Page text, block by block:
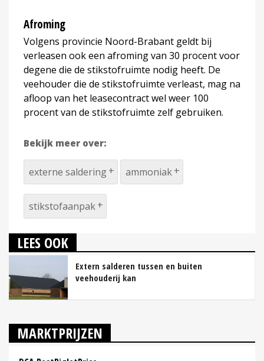
Afroming
Volgens provincie Noord-Brabant geldt bij
verleasen ook een afroming van 30 procent voor
degene die de stikstofruimte nodig heeft. De
veehouder die de stikstofruimte verleast, mag na
afloop van het leasecontract wel weer 100
procent van de stikstofruimte zelf gebruiken.
Bekijk meer over:
externe saldering ammoniak
stikstofaanpak
LEES OOK
Extern salderen tussen en buiten
veehouderij kan
MARKTPRIJZEN